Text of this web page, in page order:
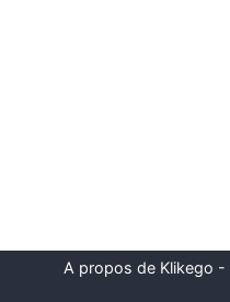
A propos de Klikego -